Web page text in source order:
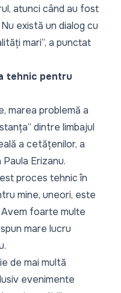
atunci când au fost
există un dialog cu
mari”, a punctat
tehnic pentru
marea problemă a
dintre limbajul
a cetățenilor, a
Erizanu.
proces tehnic în
mine, uneori, este
foarte multe
mare lucru
de mai multă
evenimente